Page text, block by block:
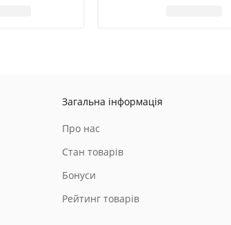
Загальна інформація
Про нас
Стан товарів
Бонуси
Рейтинг товарів